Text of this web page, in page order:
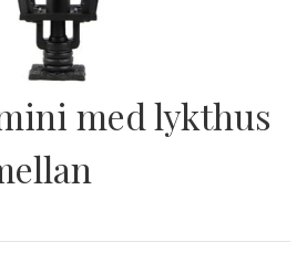
med lykthus